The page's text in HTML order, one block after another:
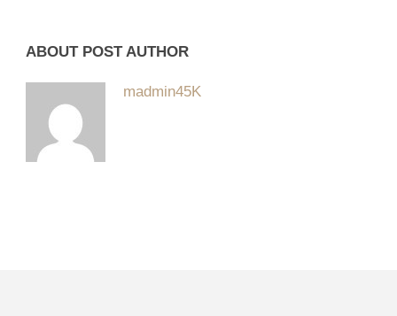
ABOUT POST AUTHOR
madmin45K